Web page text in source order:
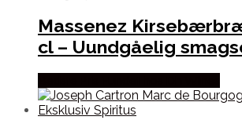
Massenez
cl – Uundgåelig